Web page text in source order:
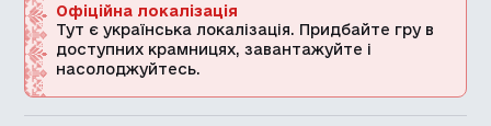
Офіційна локалізація
Тут є українська локалізація. Придбайте гру в
доступних крамницях, завантажуйте і
насолоджуйтесь.